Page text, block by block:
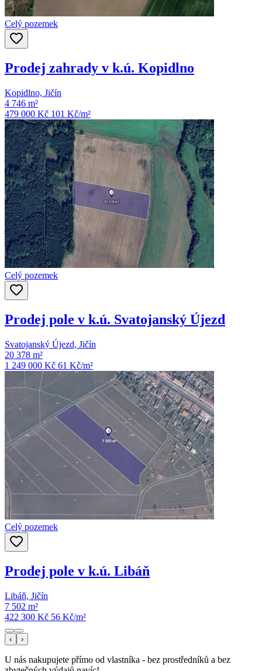
Celý pozemek
Prodej zahrady v k.ú. Kopidlno
Kopidlno, Jičín
4 746 m²
479 000 Kč 101 Kč/m²
Celý pozemek
Prodej pole v k.ú. Svatojanský Újezd
Svatojanský Újezd, Jičín
20 378 m²
1 249 000 Kč 61 Kč/m²
Celý pozemek
Prodej pole v k.ú. Libáň
Libáň, Jičín
7 502 m²
422 300 Kč 56 Kč/m²
‹ ›
U nás nakupujete přímo od vlastníka - bez prostředníků a bez